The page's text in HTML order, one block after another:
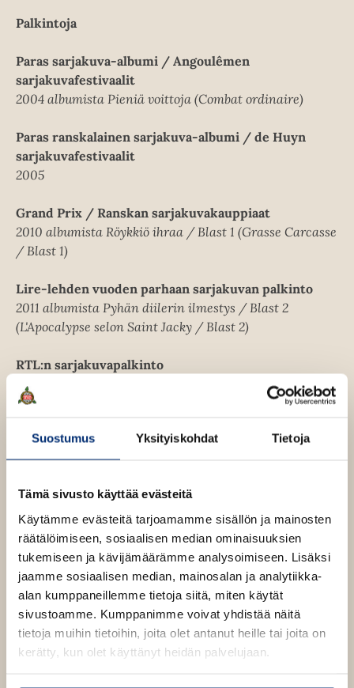
Suostumus Yksityiskohdat Tietoja
Tämä sivusto käyttää evästeitä
Käytämme evästeitä tarjoamamme sisällön ja mainosten
räätälöimiseen, sosiaalisen median ominaisuuksien
tukemiseen ja kävijämäärämme analysoimiseen. Lisäksi
jaamme sosiaalisen median, mainosalan ja analytiikka-
alan kumppaneillemme tietoja siitä, miten käytät
sivustoamme. Kumppanimme voivat yhdistää näitä
tietoja muihin tietoihin, joita olet antanut heille tai joita on
kerätty, kun olet käyttänyt heidän palvelujaan.
Palkintoja
Paras sarjakuva-albumi / Angoulêmen
sarjakuvafestivaalit
2004 albumista Pieniä voittoja (Combat ordinaire)
Paras ranskalainen sarjakuva-albumi / de Huyn
sarjakuvafestivaalit
2005
Grand Prix / Ranskan sarjakuvakauppiaat
2010 albumista Röykkiö ihraa / Blast 1 (Grasse Carcasse
/ Blast 1)
Lire-lehden vuoden parhaan sarjakuvan palkinto
2011 albumista Pyhän diilerin ilmestys / Blast 2
(L'Apocalypse selon Saint Jacky / Blast 2)
RTL:n sarjakuvapalkinto
2011 albumista Pyhän diilerin ilmestys / Blast 2
(L'Apocalypse selon Saint Jacky / Blast 2)